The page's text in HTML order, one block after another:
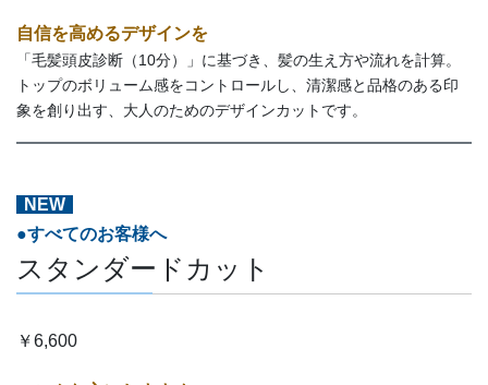
自信を高めるデザインを
「毛髪頭皮診断（10分）」に基づき、髪の生え方や流れを計算。
トップのボリューム感をコントロールし、清潔感と品格のある印
象を創り出す、大人のためのデザインカットです。
NEW
●すべてのお客様へ
スタンダードカット
￥6,600